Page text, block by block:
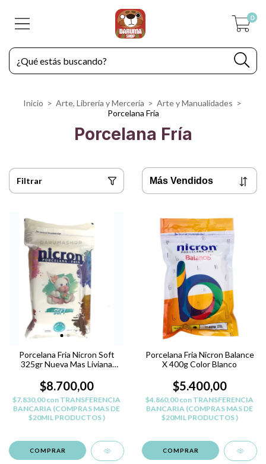
0
Inicio > Arte, Librería y Mercería > Arte y Manualidades >
Porcelana Fría
Porcelana Fría
Filtrar
Porcelana Fria Nicron Soft
325gr Nueva Mas Liviana
$8.700,00
$7.830,00con TRANSFERENCIA
BANCARIA (COMPRAS MAS DE
$20MIL PRODUCTOS )
Porcelana Fria Nicron Balance
X 400g Color Blanco
$5.400,00
$4.860,00con TRANSFERENCIA
BANCARIA (COMPRAS MAS DE
$20MIL PRODUCTOS )